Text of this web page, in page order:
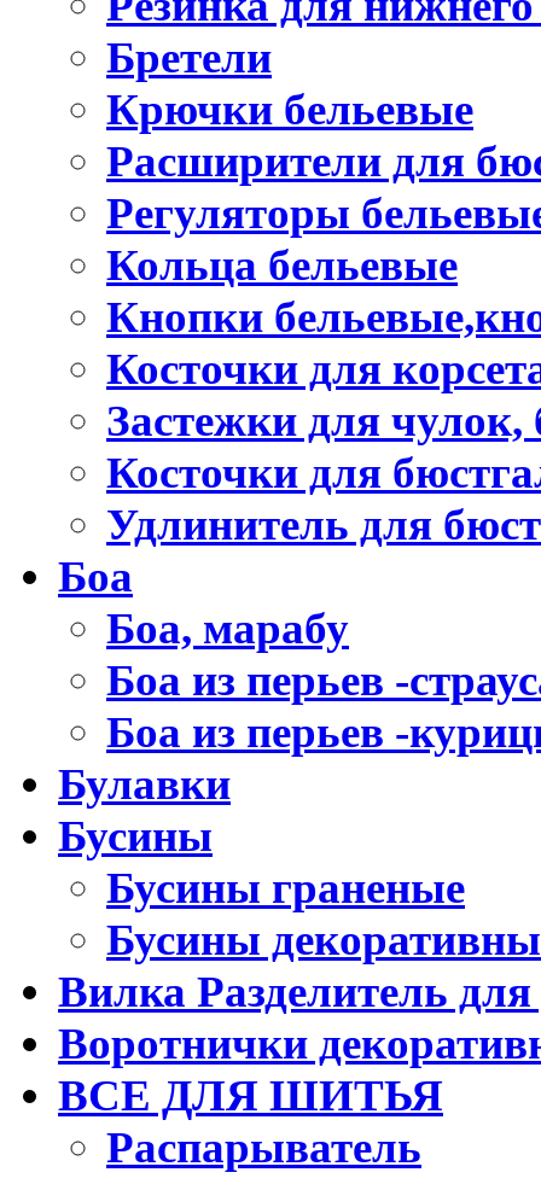
Бретели
Крючки бельевые
Расширители для
Регуляторы
Кольца бельевые
Кнопки
Косточки для
Застежки для чулок,
Косточки для
Удлинитель для
Боа
Боа, марабу
Боа из перьев -
Боа из перьев -
Булавки
Бусины
Бусины граненые
Бусины
Вилка Разделитель для
Воротнички
ВСЕ ДЛЯ ШИТЬЯ
Распарыватель